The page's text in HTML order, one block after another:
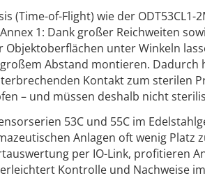
(Time-of-Flight) wie der ODT53CL1-
1: Dank großer Reichweiten
unter Winkeln
Abstand montieren. Dadurch
Kontakt zum sterilen
– und müssen deshalb nicht
53C und 55C im
Anlagen oft wenig Platz
per IO-Link, profitieren
Kontrolle und Nachweise